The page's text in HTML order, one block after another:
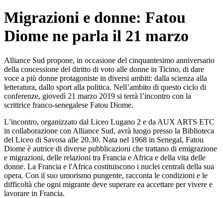
Migrazioni e donne: Fatou
Diome ne parla il 21 marzo
Alliance Sud propone, in occasione del cinquantesimo anniversario
della concessione del diritto di voto alle donne in Ticino, di dare
voce a più donne protagoniste in diversi ambiti: dalla scienza alla
letteratura, dallo sport alla politica. Nell’ambito di questo ciclo di
conferenze, giovedì 21 marzo 2019 si terrà l’incontro con la
scrittrice franco-senegalese Fatou Diome.
L’incontro, organizzato dal Liceo Lugano 2 e da AUX ARTS ETC
in collaborazione con Alliance Sud, avrà luogo presso la Biblioteca
del Liceo di Savosa alle 20.30. Nata nel 1968 in Senegal, Fatou
Diome è autrice di diverse pubblicazioni che trattano di emigrazione
e migrazioni, delle relazioni tra Francia e Africa e della vita delle
donne. La Francia e l'Africa costituiscono i nuclei centrali della sua
opera. Con il suo umorismo pungente, racconta le condizioni e le
difficoltà che ogni migrante deve superare ea accettare per vivere e
lavorare in Francia.